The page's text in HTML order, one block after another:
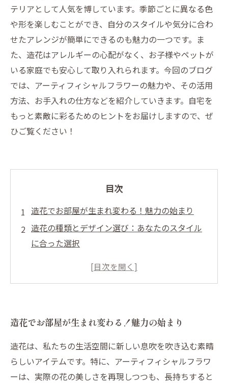
テリアとして人気を博しています。季節ごとに異なる色
や形を楽しむことができ、自分のスタイルや気分に合わ
せたアレンジが簡単にできるのも魅力の一つです。ま
た、造花はアレルギーの心配がなく、お子様やペットが
いる家庭でも安心して取り入れられます。今回のブログ
では、アーティフィシャルフラワーの魅力や、その活用
方法、お手入れの仕方などを紹介していきます。自宅を
もっと素敵に彩るためのヒントをお届けしますので、ぜ
ひご覧ください！
目次
造花でお部屋が生まれ変わる！魅力の始まり
造花の種類とデザイン選び：あなたのスタイル
に合った選択
季節を感じる造花アレンジ：変化を楽しむテク
手入れ不要の造花：忙しいあなたにぴったりの
インテリア
造花を使ったインテリアのアイデア：お部屋を
彩るコツ
造花でお部屋が生まれ変わる！魅力の始まり
造花は、私たちの生活空間に新しい息吹を吹き込む素晴
らしいアイテムです。特に、アーティフィシャルフラワ
ーは、実際の花の美しさを再現しつつも、長持ちすると